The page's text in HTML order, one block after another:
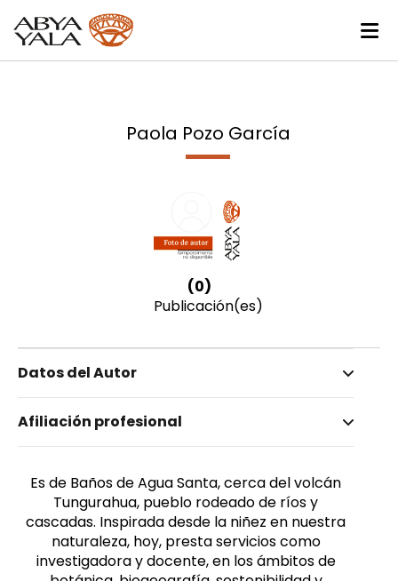
Paola Pozo García
(0)
Publicación(es)
Datos del Autor
Pozo García, Paola
Femenino
Afiliación profesional
Es de Baños de Agua Santa, cerca del volcán
Tungurahua, pueblo rodeado de ríos y
cascadas. Inspirada desde la niñez en nuestra
naturaleza, hoy, presta servicios como
investigadora y docente, en los ámbitos de